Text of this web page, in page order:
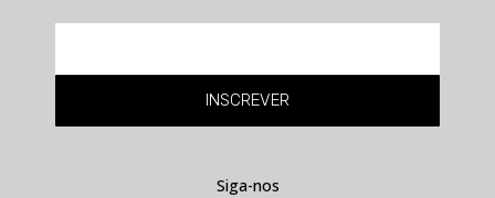
INSCREVER
Siga-nos